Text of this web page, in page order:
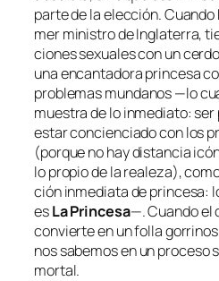
par­te de la elec­ción. Cuando
mer mi­nis­tro deInglaterra,
cio­nes se­xua­les con un
una en­can­ta­do­ra prin­ce­sa
pro­ble­mas mun­da­nos —lo
mues­tra de lo in­me­dia­to:
es­tar con­cien­cia­do con los
(por­que no hay dis­tan­cia
lo pro­pio de la reale­za),
ción in­me­dia­ta de prin­ce­sa:
esLa Princesa—. Cuando el
con­vier­te en un fo­lla
nos sa­be­mos en un pro­ce­so
mortal.